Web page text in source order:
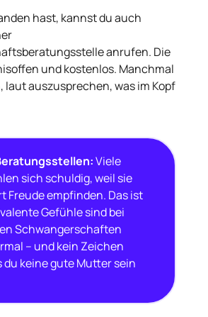
hast, kannst du auch
anrufen. Die
und kostenlos. Manchmal
laut auszusprechen, was im Kopf
Viele
sich schuldig, weil sie
Freude empfinden. Das ist
Gefühle sind bei
Schwangerschaften
– und kein Zeichen
du keine gute Mutter sein